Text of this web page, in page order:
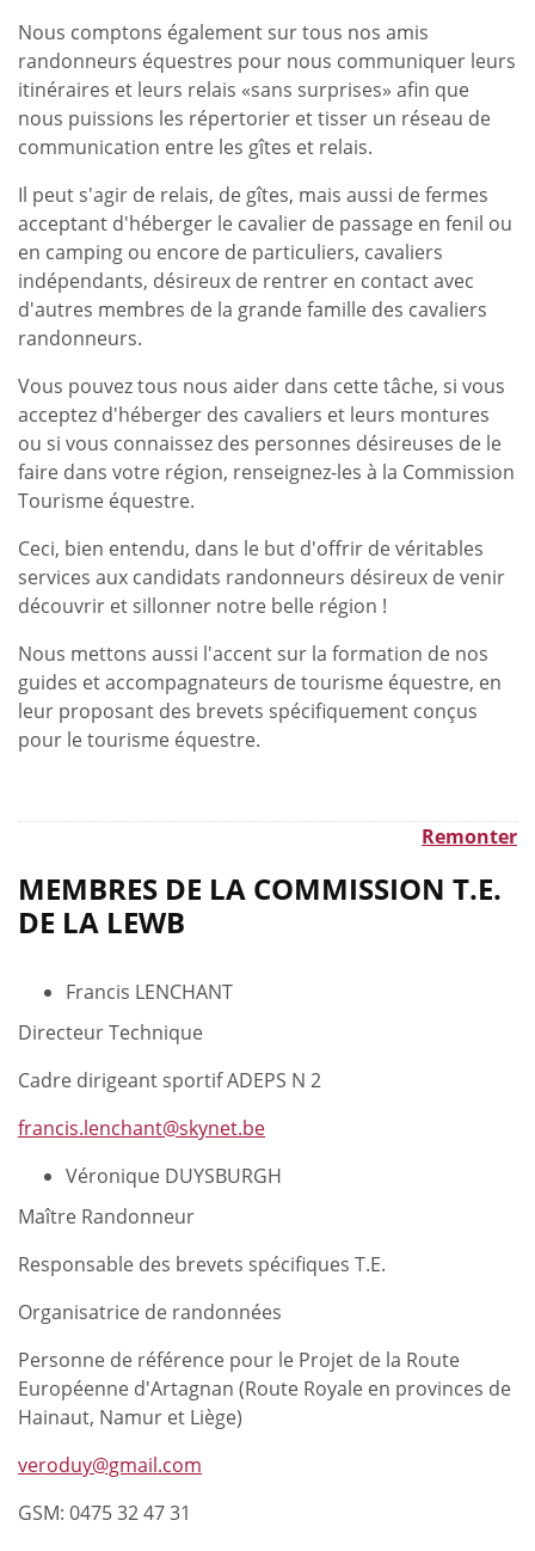
Nous comptons également sur tous nos amis
randonneurs équestres pour nous communiquer leurs
itinéraires et leurs relais «sans surprises» afin que
nous puissions les répertorier et tisser un réseau de
communication entre les gîtes et relais.
Il peut s'agir de relais, de gîtes, mais aussi de fermes
acceptant d'héberger le cavalier de passage en fenil ou
en camping ou encore de particuliers, cavaliers
indépendants, désireux de rentrer en contact avec
d'autres membres de la grande famille des cavaliers
randonneurs.
Vous pouvez tous nous aider dans cette tâche, si vous
acceptez d'héberger des cavaliers et leurs montures
ou si vous connaissez des personnes désireuses de le
faire dans votre région, renseignez-les à la Commission
Tourisme équestre.
Ceci, bien entendu, dans le but d'offrir de véritables
services aux candidats randonneurs désireux de venir
découvrir et sillonner notre belle région !
Nous mettons aussi l'accent sur la formation de nos
guides et accompagnateurs de tourisme équestre, en
leur proposant des brevets spécifiquement conçus
pour le tourisme équestre.
Remonter
MEMBRES DE LA COMMISSION T.E.
DE LA LEWB
Francis LENCHANT
Directeur Technique
Cadre dirigeant sportif ADEPS N 2
francis.lenchant@skynet.be
Véronique DUYSBURGH
Maître Randonneur
Responsable des brevets spécifiques T.E.
Organisatrice de randonnées
Personne de référence pour le Projet de la Route
Européenne d'Artagnan (Route Royale en provinces de
Hainaut, Namur et Liège)
veroduy@gmail.com
GSM: 0475 32 47 31